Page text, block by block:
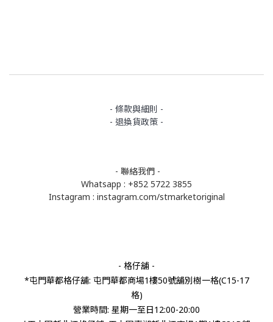
- 條款與細則 -
- 退換貨政策 -
- 聯絡我們 -
Whatsapp : +852 5722 3855
Instagram : instagram.com/stmarketoriginal
- 格仔舖 -
*屯門華都格仔舖: 屯門華都商場1樓50號舖別樹一格(C15-17
格)
營業時間: 星期一至日12:00-20:00